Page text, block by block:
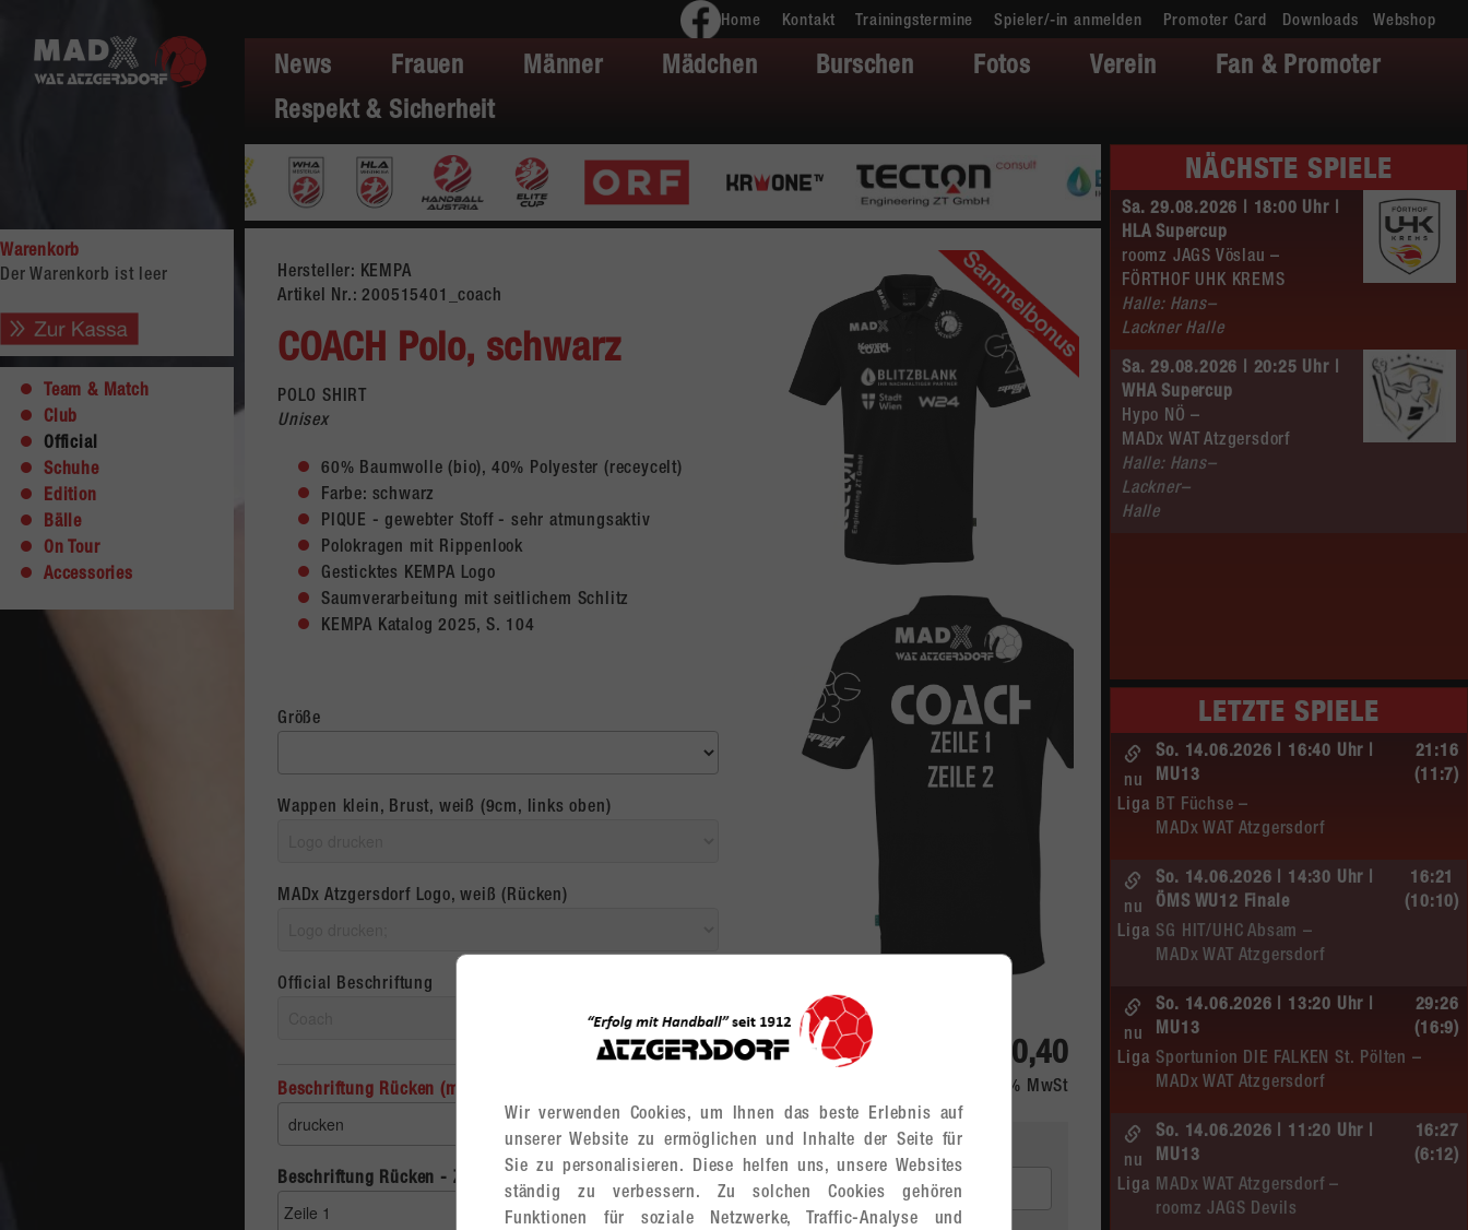
Home Kontakt Trainingstermine Spieler/-in anmelden Promoter Card Downloads Webshop
News Frauen Männer Mädchen Burschen Fotos Verein
Fan & Promoter
Respekt & Sicherheit
Warenkorb
Der Warenkorb ist leer
Team & Match
Club
Official
Schuhe
Edition
Bälle
On Tour
Accessories
Hersteller: KEMPA
Artikel Nr.:200515401_coach
COACH Polo, schwarz
POLO SHIRT
Unisex
60% Baumwolle (bio), 40% Polyester (receycelt)
Farbe: schwarz
PIQUE - gewebter Stoff - sehr atmungsaktiv
Polokragen mit Rippenlook
Gesticktes KEMPA Logo
Saumverarbeitung mit seitlichem Schlitz
KEMPA Katalog 2025, S. 104
Größe
Wappen klein, Brust, weiß (9cm, links oben)
MADx Atzgersdorf Logo, weiß (Rücken)
Official Beschriftung
Beschriftung Rücken (max. 2-zeilig, ca. 10cm)
Beschriftung Rücken - Zeile 1
EUR 30,40
Alle Preise inkl. 20% MwSt
Anzahl Stück
NÄCHSTE SPIELE
Sa. 29.08.2026 | 18:00 Uhr |
HLA Supercup
roomz JAGS Vöslau –
FÖRTHOF UHK KREMS
Halle: Hans–
Lackner Halle
Sa. 29.08.2026 | 20:25 Uhr |
WHA Supercup
Hypo NÖ –
MADx WAT Atzgersdorf
Halle: Hans–
Lackner–
Halle
LETZTE SPIELE
So. 14.06.2026 | 16:40 Uhr |
MU13
BT Füchse –
MADx WAT Atzgersdorf
nu
Liga
21:16
(11:7)
So. 14.06.2026 | 14:30 Uhr |
ÖMS WU12 Finale
SG HIT/UHC Absam –
MADx WAT Atzgersdorf
nu
Liga
16:21
(10:10)
So. 14.06.2026 | 13:20 Uhr |
MU13
Sportunion DIE FALKEN St. Pölten –
MADx WAT Atzgersdorf
nu
Liga
29:26
(16:9)
So. 14.06.2026 | 11:20 Uhr |
MU13
MADx WAT Atzgersdorf –
roomz JAGS Devils
nu
Liga
16:27
(6:12)
Wir verwenden Cookies, um Ihnen das beste Erlebnis auf
unserer Website zu ermöglichen und Inhalte der Seite für
Sie zu personalisieren. Diese helfen uns, unsere Websites
ständig zu verbessern. Zu solchen Cookies gehören
Funktionen für soziale Netzwerke, Traffic-Analyse und